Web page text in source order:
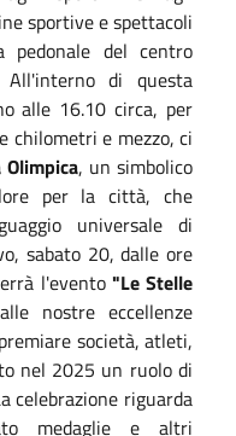
sportive e spettacoli
del centro
di questa
alle 16.10 circa, per
chilometri e mezzo, ci
, un simbolico
per la città, che
universale di
sabato 20, dalle ore
l'evento "Le Stelle
nostre eccellenze
società, atleti,
nel 2025 un ruolo di
celebrazione riguarda
medaglie e altri